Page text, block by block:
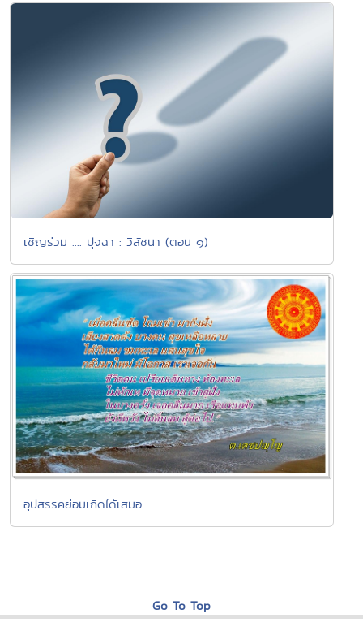
เชิญร่วม .... ปุจฉา : วิสัชนา (ตอน ๑)
อุปสรรคย่อมเกิดได้เสมอ
Go To Top